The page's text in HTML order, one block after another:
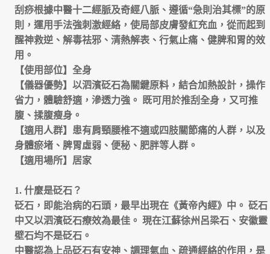
刮痧根據中醫十二經脈及奇經八脈、遵循“急則治其標”的原
則，運用手法強刺激經絡，使局部皮膚發紅充血，從而起到
醒神救逆、解毒祛邪、清熱解表、行氣止痛、健脾和胃的效
用。
【使用部位】全身
【儀器優勢】以泗濱砭石為關鍵原料，結合加熱設計，操作
省力，體驗舒適，滲透力強。
既可用於推刮全身，又可推
腹、揉腹瘦身。
【適用人群】患有肩頸腰椎不適或四肢關節痛的人群，以及
身體瘀堵、脾胃虛弱、便秘、肥胖等人群。
【適用場所】居家
1. 什麼是砭石？
砭石，即能治病的石頭，最早出現在《黃帝內經》中。 砭石
中又以泗濱砭石療效為最佳。 現在江蘇徐州呂梁石、安徽靈
壁石均不是砭石。
中醫認為上品砭石有安神、調理氣血、疏通經絡的作用，是